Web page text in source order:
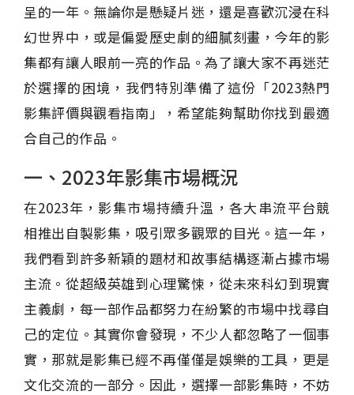
呈的一年。無論你是懸疑片迷，還是喜歡沉浸在科
幻世界中，或是偏愛歷史劇的細膩刻畫，今年的影
集都有讓人眼前一亮的作品。為了讓大家不再迷茫
於選擇的困境，我們特別準備了這份「2023熱門
影集評價與觀看指南」，希望能夠幫助你找到最適
合自己的作品。
一、2023年影集市場概況
在2023年，影集市場持續升溫，各大串流平台競
相推出自製影集，吸引眾多觀眾的目光。這一年，
我們看到許多新穎的題材和故事結構逐漸占據市場
主流。從超級英雄到心理驚悚，從未來科幻到現實
主義劇，每一部作品都努力在紛繁的市場中找尋自
己的定位。其實你會發現，不少人都忽略了一個事
實，那就是影集已經不再僅僅是娛樂的工具，更是
文化交流的一部分。因此，選擇一部影集時，不妨